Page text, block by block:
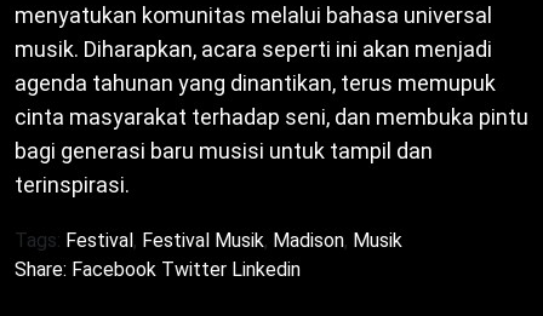
menyatukan komunitas melalui bahasa universal
musik. Diharapkan, acara seperti ini akan menjadi
agenda tahunan yang dinantikan, terus memupuk
cinta masyarakat terhadap seni, dan membuka pintu
bagi generasi baru musisi untuk tampil dan
terinspirasi.
Tags: Festival , Festival Musik, Madison, Musik
Share: Facebook Twitter Linkedin